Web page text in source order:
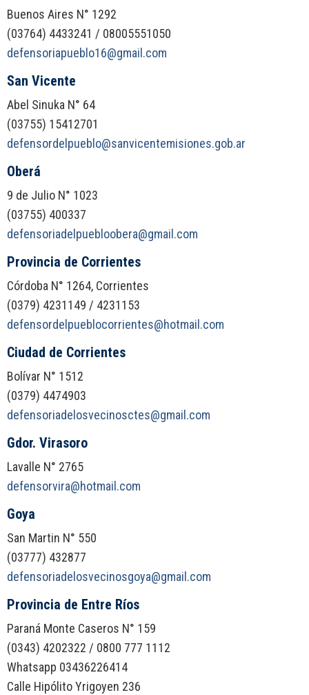
Buenos Aires N° 1292
(03764) 4433241 / 08005551050
defensoriapueblo16@gmail.com
San Vicente
Abel Sinuka N° 64
(03755) 15412701
defensordelpueblo@sanvicentemisiones.gob.ar
Oberá
9 de Julio N° 1023
(03755) 400337
defensoriadelpuebloobera@gmail.com
Provincia de Corrientes
Córdoba N° 1264, Corrientes
(0379) 4231149 / 4231153
defensordelpueblocorrientes@hotmail.com
Ciudad de Corrientes
Bolívar N° 1512
(0379) 4474903
defensoriadelosvecinosctes@gmail.com
Gdor. Virasoro
Lavalle N° 2765
defensorvira@hotmail.com
Goya
San Martin N° 550
(03777) 432877
defensoriadelosvecinosgoya@gmail.com
Provincia de Entre Ríos
Paraná Monte Caseros N° 159
(0343) 4202322 / 0800 777 1112
Whatsapp 03436226414
Calle Hipólito Yrigoyen 236